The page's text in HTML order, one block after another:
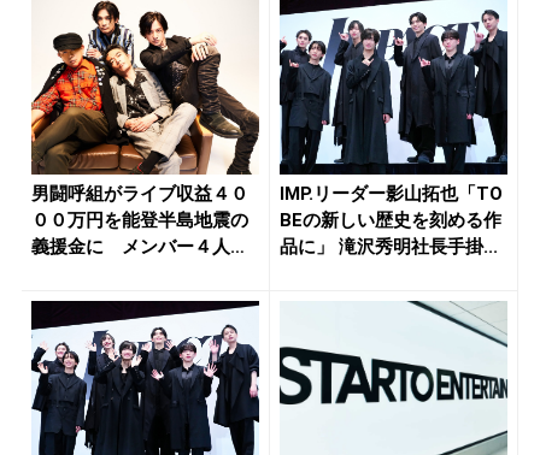
男闘呼組がライブ収益４０
００万円を能登半島地震の
義援金に メンバー４人
IMP.リーダー影山拓也「TO
BEの新しい歴史を刻める作
品に」 滝沢秀明社長手掛...